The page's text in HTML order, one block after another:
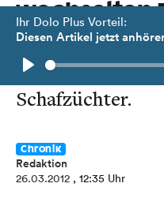
Ihr Dolo Plus Vorteil:
Diesen Artikel jetzt
Play
wechselten
RGO-
letzten Mal
Schafzüchter.
Chronik
Redaktion
26.03.2012 , 12:35 Uhr